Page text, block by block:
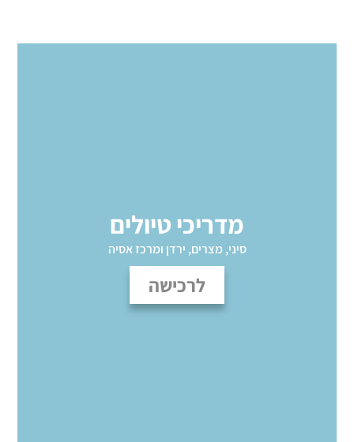
מדריכי טיולים
סיני, מצרים, ירדן ומרכז אסיה
לרכישה